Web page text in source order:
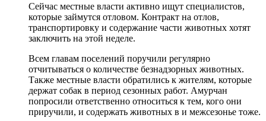
Сейчас местные власти активно ищут специалистов,
которые займутся отловом. Контракт на отлов,
транспортировку и содержание части животных хотят
заключить на этой неделе.
Всем главам поселений поручили регулярно
отчитываться о количестве безнадзорных животных.
Также местные власти обратились к жителям, которые
держат собак в период сезонных работ. Амурчан
попросили ответственно относиться к тем, кого они
приручили, и содержать животных в и межсезонье тоже.